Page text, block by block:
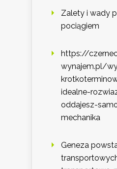
Zalety i wady
pociągiem
https://
wynajem.pl/
idealne-
oddajesz-
mechanika
Geneza